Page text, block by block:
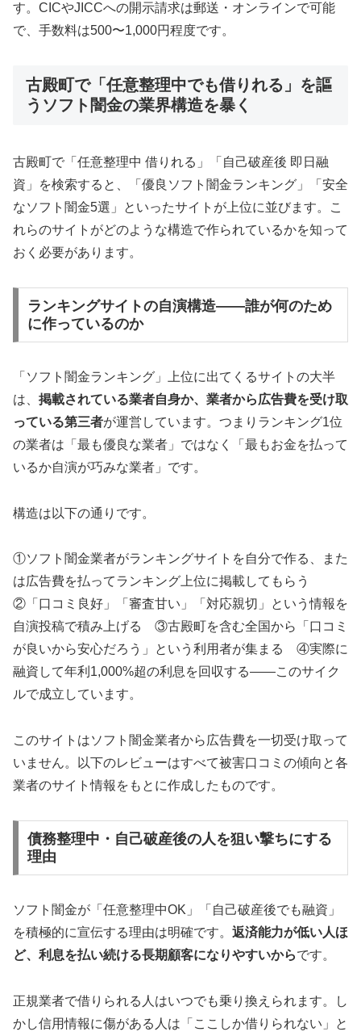
す。CICやJICCへの開示請求は郵送・オンラインで可能
で、手数料は500〜1,000円程度です。
古殿町で「任意整理中でも借りれる」を謳
うソフト闇金の業界構造を暴く
古殿町で「任意整理中 借りれる」「自己破産後 即日融
資」を検索すると、「優良ソフト闇金ランキング」「安全
なソフト闇金5選」といったサイトが上位に並びます。こ
れらのサイトがどのような構造で作られているかを知って
おく必要があります。
ランキングサイトの自演構造——誰が何のため
に作っているのか
「ソフト闇金ランキング」上位に出てくるサイトの大半
は、 掲載されている業者自身か、業者から広告費を受け取
っている第三者が運営しています。つまりランキング1位
の業者は「最も優良な業者」ではなく「最もお金を払って
いるか自演が巧みな業者」です。
構造は以下の通りです。
①ソフト闇金業者がランキングサイトを自分で作る、また
は広告費を払ってランキング上位に掲載してもらう
②「口コミ良好」「審査甘い」「対応親切」という情報を
自演投稿で積み上げる ③古殿町を含む全国から「口コミ
が良いから安心だろう」という利用者が集まる ④実際に
融資して年利1,000%超の利息を回収する——このサイク
ルで成立しています。
このサイトはソフト闇金業者から広告費を一切受け取って
いません。以下のレビューはすべて被害口コミの傾向と各
業者のサイト情報をもとに作成したものです。
債務整理中・自己破産後の人を狙い撃ちにする
理由
ソフト闇金が「任意整理中OK」「自己破産後でも融資」
を積極的に宣伝する理由は明確です。 返済能力が低い人ほ
ど、利息を払い続ける長期顧客になりやすいからです。
正規業者で借りられる人はいつでも乗り換えられます。し
かし信用情報に傷がある人は「ここしか借りられない」と